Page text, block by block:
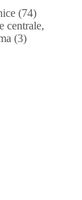
(74)
centrale,
(3)